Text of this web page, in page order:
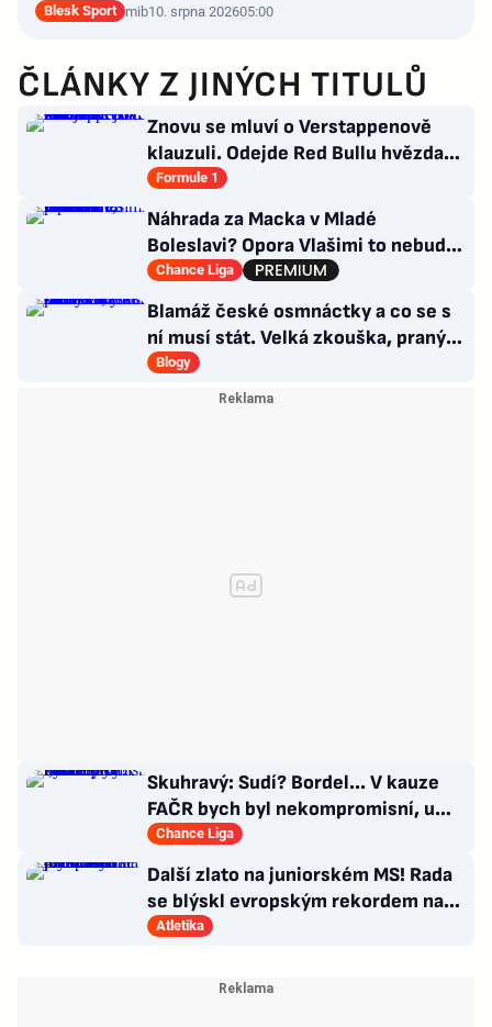
Blesk Sport mib10. srpna 202605:00
ČLÁNKY Z JINÝCH TITULŮ
Znovu se mluví o Verstappenově
klauzuli. Odejde Red Bullu hvězda?
Možnosti jsou omezené
Formule 1
Náhrada za Macka v Mladé
Boleslavi? Opora Vlašimi to nebude,
přichází záložník Baníku
Chance Liga
Blamáž české osmnáctky a co se s
ní musí stát. Velká zkouška, pranýř
není na místě
Blogy
Skuhravý: Sudí? Bordel... V kauze
FAČR bych byl nekompromisní, u
Davida Látala taky!
Chance Liga
Další zlato na juniorském MS! Rada
se blýskl evropským rekordem na
400 metrů překážek
Atletika